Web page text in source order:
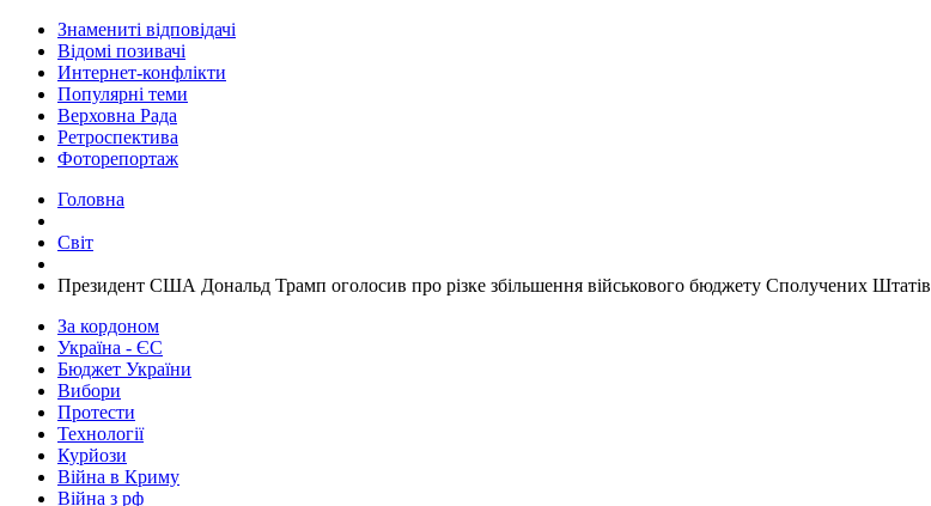
Знамениті відповідачі
Відомі позивачі
Интернет-конфлікти
Популярні теми
Верховна Рада
Ретроспектива
Фоторепортаж
Головна
Світ
​Президент США Дональд Трамп оголосив про різке збільшення військового бюджету Сполучених Штатів
За кордоном
Україна - ЄС
Бюджет України
Вибори
Протести
Технології
Курйози
Війна в Криму
Війна з рф